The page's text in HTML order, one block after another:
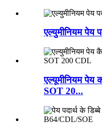
एल्युमीनियम पेय
एल्यूमीनियम
SOT 20...